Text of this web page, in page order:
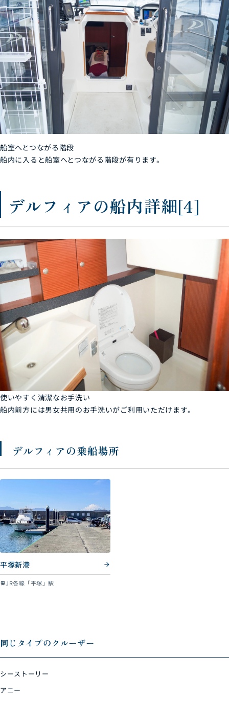
船室へとつながる階段
船内に入ると船室へとつながる階段が有ります。
デルフィアの船内詳細[4]
使いやすく清潔なお手洗い
船内前方には男女共用のお手洗いがご利用いただけます。
デルフィアの乗船場所
平塚新港
trainJR各線「平塚」駅
同じタイプのクルーザー
シーストーリー
アニー